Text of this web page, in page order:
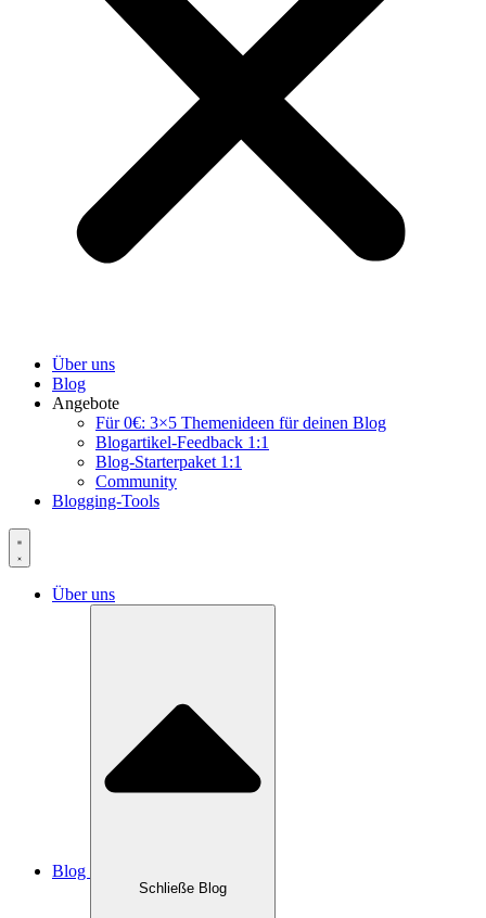
Über uns
Blog
Angebote
Für 0€: 3×5 Themenideen für deinen Blog
Blogartikel-Feedback 1:1
Blog-Starterpaket 1:1
Community
Blogging-Tools
Über uns
Blog
Schließe Blog